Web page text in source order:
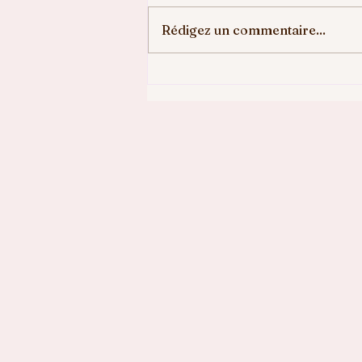
Rédigez un commentaire...